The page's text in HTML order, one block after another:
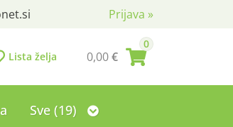
Prijava »
0
0,00€
Lista želja
Sve (19)